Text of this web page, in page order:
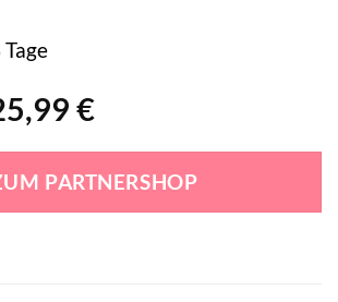
€
€Aktueller
ist:
25,99 €.
PARTNERSHOP